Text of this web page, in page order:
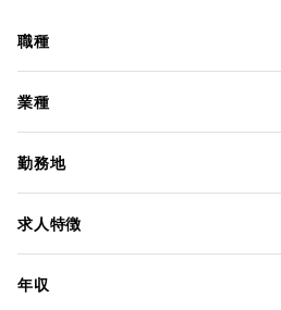
職種
業種
勤務地
求人特徴
年収